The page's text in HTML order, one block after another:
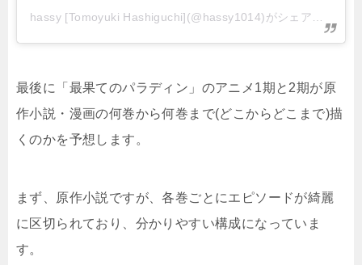
最後に「最果てのパラディン」のアニメ1期と2期が原
作小説・漫画の何巻から何巻まで(どこからどこまで)描
くのかを予想します。
まず、原作小説ですが、各巻ごとにエピソードが綺麗
に区切られており、分かりやすい構成になっていま
す。